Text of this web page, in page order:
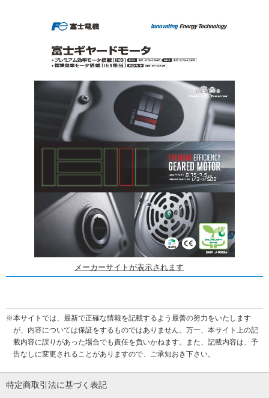
メーカーサイトが表示されます
※本サイトでは、最新で正確な情報を記載するよう最善の努力をいたします
が、内容については保証をするものではありません。万一、本サイト上の記
載内容に誤りがあった場合でも責任を負いかねます。また、記載内容は、予
告なしに変更されることがありますので、ご承知おき下さい。
特定商取引法に基づく表記